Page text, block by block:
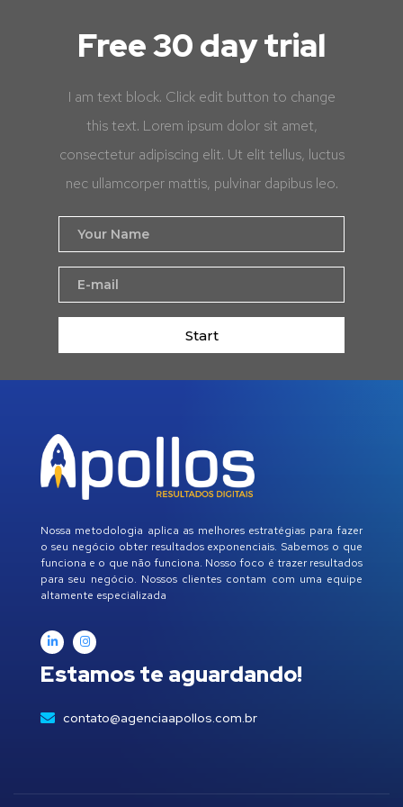
Free 30 day trial
I am text block. Click edit button to change
this text. Lorem ipsum dolor sit amet,
consectetur adipiscing elit. Ut elit tellus, luctus
nec ullamcorper mattis, pulvinar dapibus leo.
Start
Nossa metodologia aplica as melhores estratégias para fazer
o seu negócio obter resultados exponenciais. Sabemos o que
funciona e o que não funciona. Nosso foco é trazer resultados
para seu negócio. Nossos clientes contam com uma equipe
altamente especializada
Estamos te aguardando!
contato@agenciaapollos.com.br